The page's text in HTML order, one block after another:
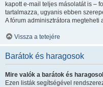
kapott e-mail teljes másolatát is –
tartalmazza, ugyanis ebben
A fórum adminisztrátora megteheti
Vissza a tetejére
Barátok és haragosok
Mire valók a barátok és
Ezen listák segítségével